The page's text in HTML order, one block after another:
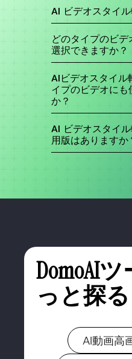
AI ビデオスタイ
から芸術的なスタイル
独自の視覚体験を生み
ジーです。
どのタイプのビデ
選択できますか？
に変換できます！参考
社の高度なAIテクノロ
実現します。ゴッホの
たい場合でも、ポップ
したい場合でも、想像
クスチャを再現したい
DomoAI はそれを動画
す。制限はありません
AIビデオスタイル
イプのビデオにも
か？
オにも使用できます。
コンテンツ、短いクリ
あっても、DomoAI は
AI ビデオスタイ
用版はありますか
DomoAI
っと探る
AI動画